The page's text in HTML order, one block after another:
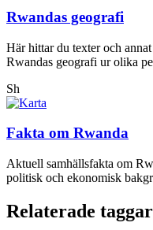
Rwandas geografi
Här hittar du texter och
Rwandas geografi ur olika
Sh
Fakta om Rwanda
Aktuell samhällsfakta om
politisk och ekonomisk
Relaterade taggar